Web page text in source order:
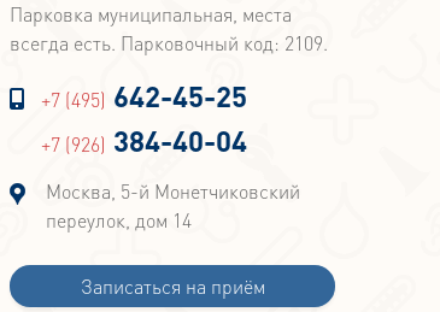
Парковка муниципальная, места
всегда есть. Парковочный код: 2109.
+7 (495) 642-45-25
+7 (926) 384-40-04
Москва, 5-й Монетчиковский
переулок, дом 14
Записаться на приём